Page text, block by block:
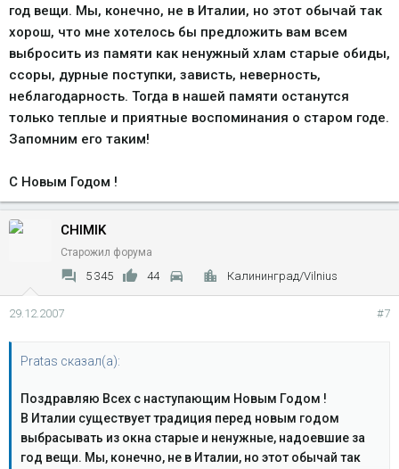
год вещи. Мы, конечно, не в Италии, но этот обычай так
хорош, что мне хотелось бы предложить вам всем
выбросить из памяти как ненужный хлам старые обиды,
ссоры, дурные поступки, зависть, неверность,
неблагодарность. Тогда в нашей памяти останутся
только теплые и приятные воспоминания о старом годе.
Запомним его таким!
С Новым Годом !
CHIMIK
Старожил форума
5 345 44 Калининград/Vilnius
29.12.2007 #7
Pratas сказал(а):
Поздравляю Всех с наступающим Новым Годом !
В Италии существует традиция перед новым годом
выбрасывать из окна старые и ненужные, надоевшие за
год вещи. Мы, конечно, не в Италии, но этот обычай так